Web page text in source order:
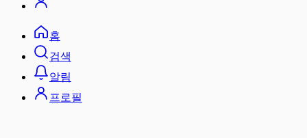
홈
검색
알림
프로필